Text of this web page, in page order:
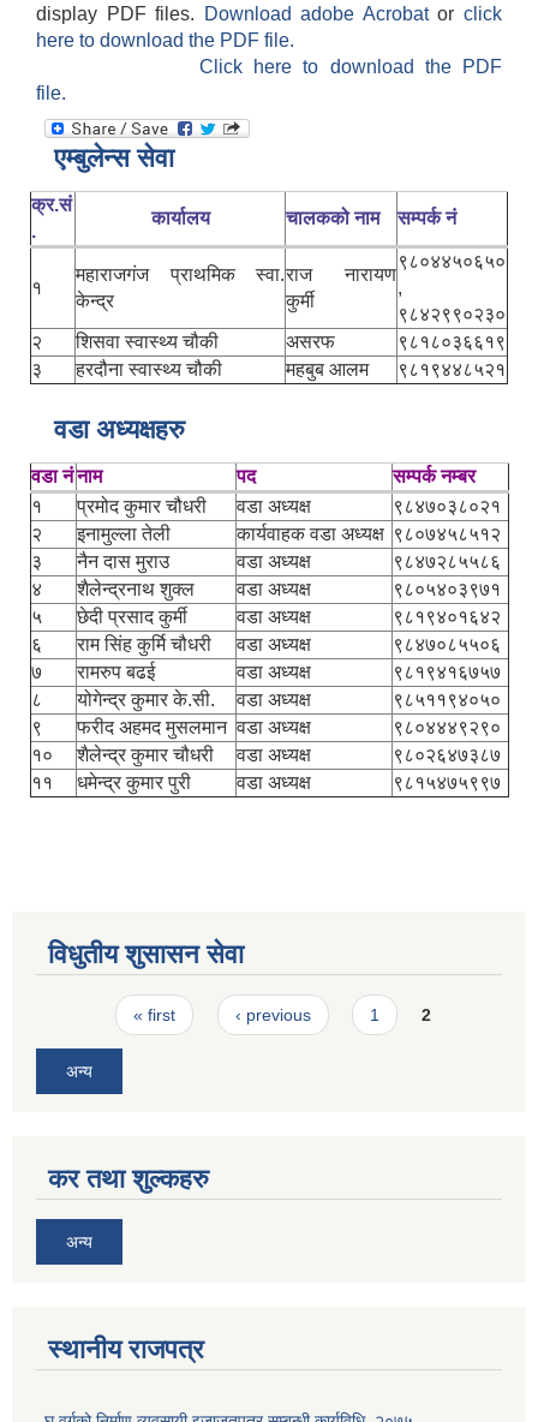
display PDF files.
Download adobe Acrobatorclick
here to download the PDF file.
Click here to download the PDF
file.
एम्बुलेन्स सेवा
क्र.सं
.
कार्यालय चालकको नाम सम्पर्क नं
१
महाराजगंज प्राथमिक स्वा.
केन्द्र
राज नारायण
कुर्मी
९८०४४५०६५०
,
९८४२९९०२३०
२
शिसवा स्वास्थ्य चौकी असरफ
९८१८०३६६१९
३
हरदौना स्वास्थ्य चौकी महबुब आलम ९८१९४४८५२१
वडा अध्यक्षहरु
वडा नंनाम पद
सम्पर्क नम्बर
१
प्रमोद कुमार चौधरी वडा अध्यक्ष
९८४७०३८०२१
२
इनामुल्ला तेली कार्यवाहक वडा अध्यक्ष ९८०७४५८५१२
३
नैन दास मुराउ वडा अध्यक्ष
९८४७२८५५८६
४
शैलेन्द्रनाथ शुक्ल वडा अध्यक्ष
९८०५४०३९७१
५
छेदी प्रसाद कुर्मी वडा अध्यक्ष
९८१९४०१६४२
६
राम सिंह कुर्मि चौधरी वडा अध्यक्ष
९८४७०८५५०६
७
रामरुप बढई वडा अध्यक्ष
९८१९४१६७५७
८
योगेन्द्र कुमार के.सी. वडा अध्यक्ष
९८५११९४०५०
९
फरीद अहमद मुसलमान वडा अध्यक्ष
९८०४४४९२९०
१०
शैलेन्द्र कुमार चौधरी वडा अध्यक्ष
९८०२६४७३८७
११
धमेन्द्र कुमार पुरी वडा अध्यक्ष ९८१५४७५९९७
विधुतीय शुसासन सेवा
Pages« first ‹ previous 1 2
अन्य
कर तथा शुल्कहरु
अन्य
स्थानीय राजपत्र